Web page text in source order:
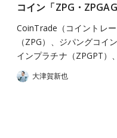
コイン「ZPG・
CoinTrade（コイントレ
（ZPG）、ジパングコイ
インプラチナ（ZPGPT）
大津賀新也